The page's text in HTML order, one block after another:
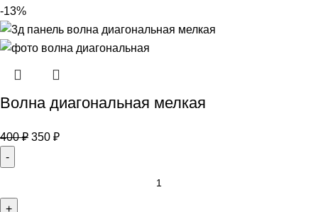
-13%
Волна диагональная мелкая
400₽ 350 ₽